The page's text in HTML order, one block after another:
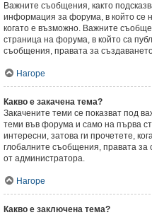
Важните съобщения, както
информация за форума, в който се
когато е възможно. Важните
страница на форума, в който са
съобщения, правата за
Нагоре
Какво е закачена тема?
Закачените теми се показват под
теми във форума и само на първа
интересни, затова ги прочетете,
глобалните съобщения, правата за
от администратора.
Нагоре
Какво е заключена тема?